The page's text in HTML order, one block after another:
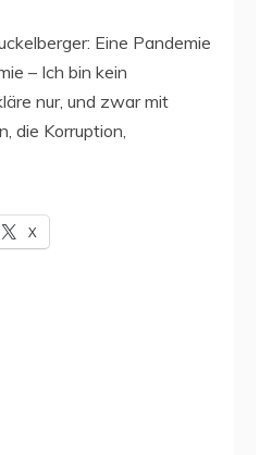
Eine Pandemie
– Ich bin kein
nur, und zwar mit
die Korruption,
X